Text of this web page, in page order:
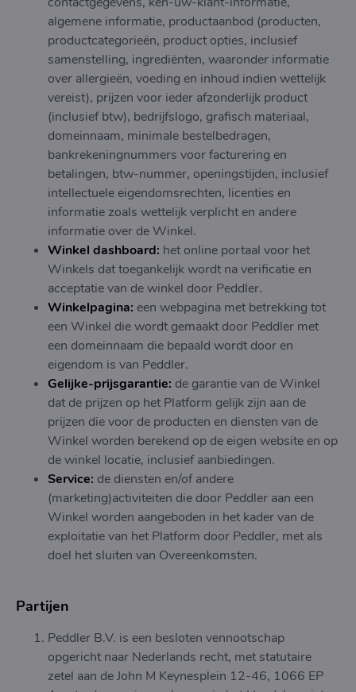
algemene informatie, productaanbod (producten,
productcategorieën, product opties, inclusief
samenstelling, ingrediënten, waaronder informatie
over allergieën, voeding en inhoud indien wettelijk
vereist), prijzen voor ieder afzonderlijk product
(inclusief btw), bedrijfslogo, grafisch materiaal,
domeinnaam, minimale bestelbedragen,
bankrekeningnummers voor facturering en
betalingen, btw-nummer, openingstijden, inclusief
intellectuele eigendomsrechten, licenties en
informatie zoals wettelijk verplicht en andere
informatie over de Winkel.
Winkel dashboard: het online portaal voor het
Winkels dat toegankelijk wordt na verificatie en
acceptatie van de winkel door Peddler.
Winkelpagina: een webpagina met betrekking tot
een Winkel die wordt gemaakt door Peddler met
een domeinnaam die bepaald wordt door en
eigendom is van Peddler.
Gelijke-prijsgarantie: de garantie van de Winkel
dat de prijzen op het Platform gelijk zijn aan de
prijzen die voor de producten en diensten van de
Winkel worden berekend op de eigen website en op
de winkel locatie, inclusief aanbiedingen.
Service: de diensten en/of andere
(marketing)activiteiten die door Peddler aan een
Winkel worden aangeboden in het kader van de
exploitatie van het Platform door Peddler, met als
doel het sluiten van Overeenkomsten.
Partijen
Peddler B.V. is een besloten vennootschap
opgericht naar Nederlands recht, met statutaire
zetel aan de John M Keynesplein 12-46, 1066 EP